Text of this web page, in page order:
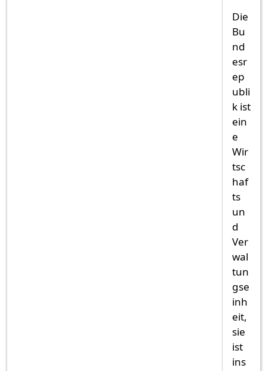
Die
Bu
nd
esr
ep
ubli
k ist
ein
e
Wir
tsc
haf
ts
un
d
Ver
wal
tun
gse
inh
eit,
sie
ist
ins